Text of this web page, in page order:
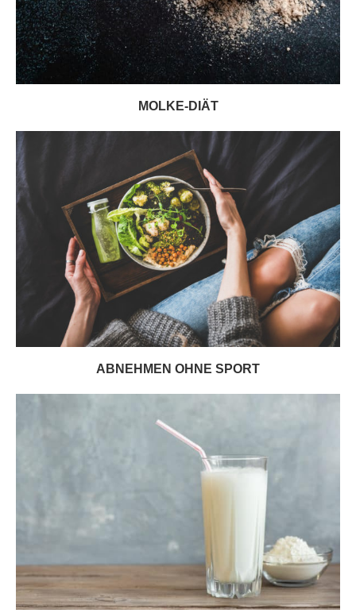
MOLKE-DIÄT
ABNEHMEN OHNE SPORT